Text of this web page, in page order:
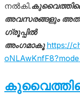
നൽകി.
അവസരങ്ങളും
ഗ്രൂപ്പിൽ
അംഗമാകൂ https://